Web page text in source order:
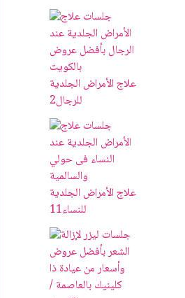
علاج الأمراض الجلدية
للرجال2
علاج الأمراض الجلدية
للنساء11